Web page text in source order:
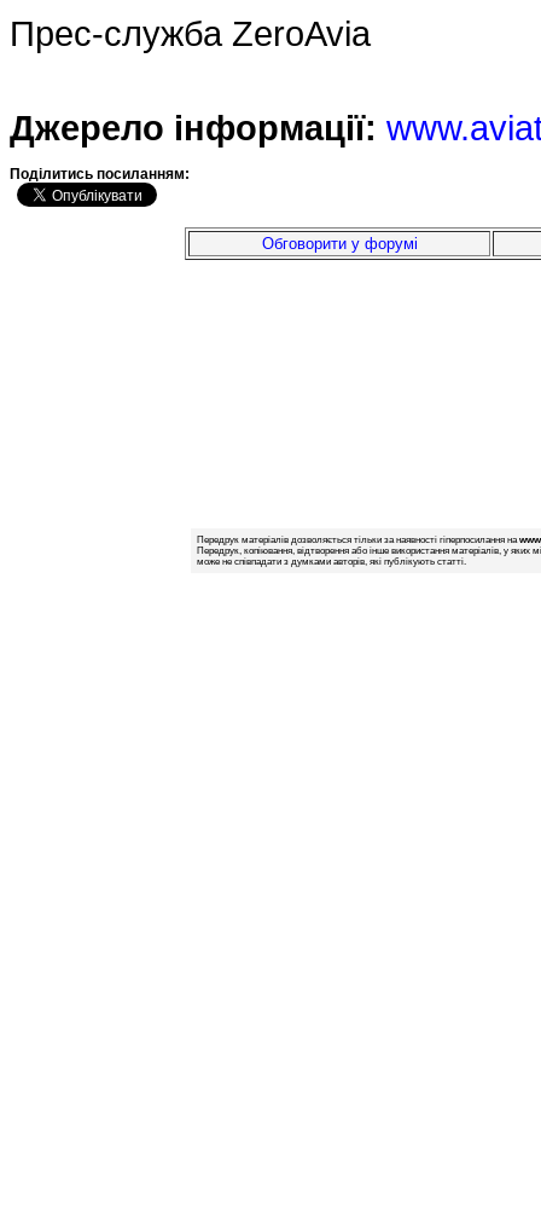
Прес-служба ZeroAvia
Джерело інформації:
Подiлитись посиланням:
Обговорити у форумі
Передрук матеріалів дозволяється тільки за наявності гіперпосилання на
Передрук, копіювання, відтворення або інше використання матеріалів, у яких
може не співпадати з думками авторів, які публікують статті.